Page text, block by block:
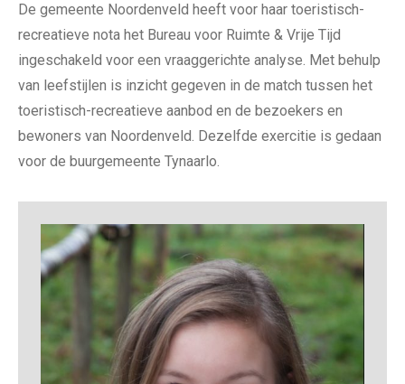
De gemeente Noordenveld heeft voor haar toeristisch-
recreatieve nota het Bureau voor Ruimte & Vrije Tijd
ingeschakeld voor een vraaggerichte analyse. Met behulp
van leefstijlen is inzicht gegeven in de match tussen het
toeristisch-recreatieve aanbod en de bezoekers en
bewoners van Noordenveld. Dezelfde exercitie is gedaan
voor de buurgemeente Tynaarlo.